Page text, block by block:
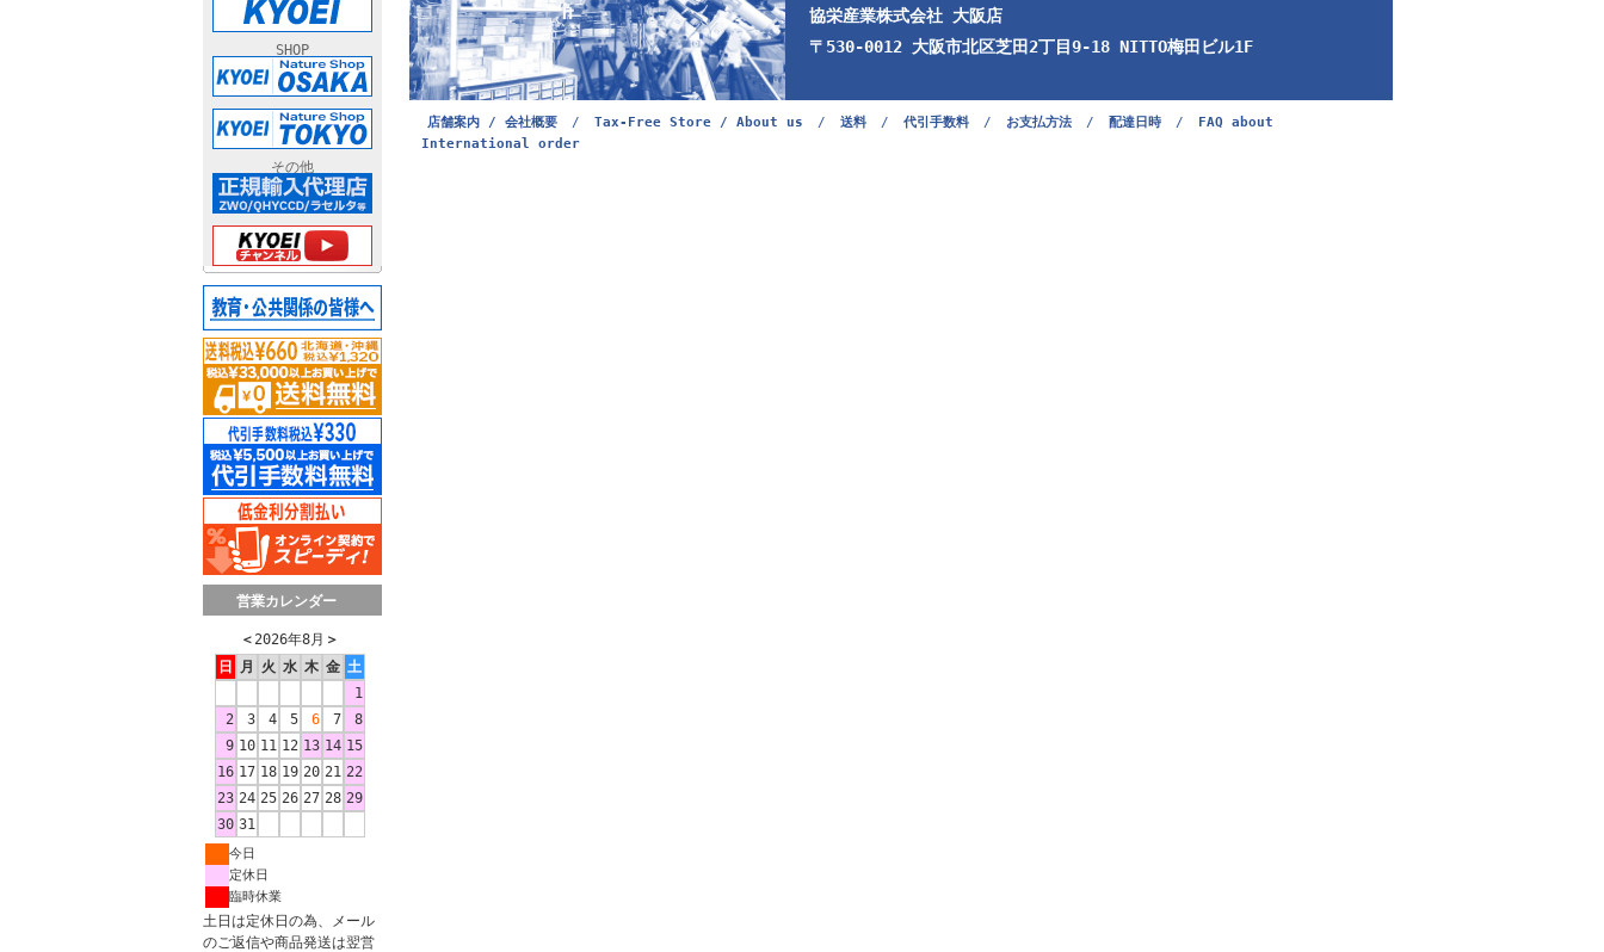
SHOP
その他
営業カレンダー
＜ 2026年8月 ＞
日
月 火 水 木 金 土
1
2
3 4 5 6 7
8
9 10 11 12 13 14 15
16 17 18 19 20 21 22
23 24 25 26 27 28 29
30 31
今日
定休日
臨時休業
土日は定休日の為、メール
のご返信や商品発送は翌営
協栄産業株式会社 大阪店
〒530-0012 大阪市北区芝田2丁目9-18 NITTO梅田ビル1F
店舗案内 / 会社概要 / Tax-Free Store / About us / 送料 / 代引手数料 / お支払方法 / 配達日時 /
FAQ about
International order